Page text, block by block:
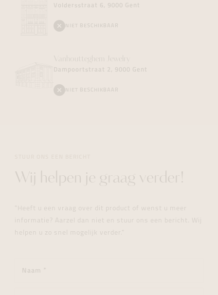
Voldersstraat 6, 9000 Gent
NIET BESCHIKBAAR
Vanhoutteghem Jewelry
Dampoortstraat 2, 9000 Gent
NIET BESCHIKBAAR
Wij helpen je graag verder!
"Heeft u een vraag over dit product of wenst u meer
informatie? Aarzel dan niet en stuur ons een bericht. Wij
helpen u zo snel mogelijk verder."